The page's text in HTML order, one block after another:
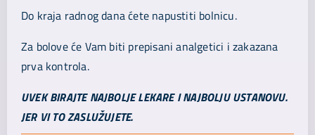
Do kraja radnog dana ćete napustiti bolnicu.
Za bolove će Vam biti prepisani analgetici i zakazana
prva kontrola.
UVEK BIRAJTE NAJBOLJE LEKARE I NAJBOLJU USTANOVU.
JER VI TO ZASLUŽUJETE.